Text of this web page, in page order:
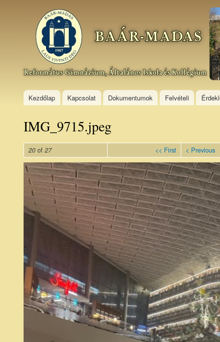
Baár–
Madas
Református
Gimnázium,
Általános
Kollégium
Kezdőlap Kapcsolat Dokumentumok Felvételi
IMG_9715.jpeg
20 of 27 << First < Previous
IMG_9715.jpeg